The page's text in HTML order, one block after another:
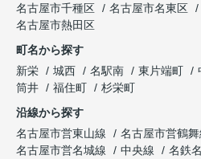
名古屋市千種区
名古屋市名東区
名古屋市熱田区
町名から探す
新栄
城西 名駅南 東片端町
筒井
福住町
杉栄町
沿線から探す
名古屋市営東山線
名古屋市営鶴舞
名古屋市営名城線
中央線
名鉄